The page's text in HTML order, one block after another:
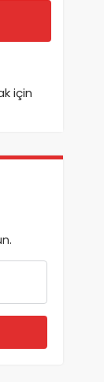
için